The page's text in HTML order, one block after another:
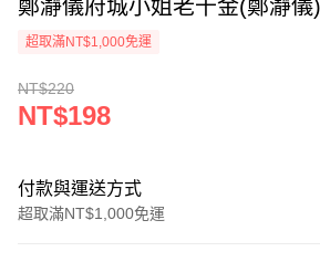
鄭瀞儀府城小姐老千金(鄭瀞
超取滿NT$1,000免運
NT$220
NT$198
付款與運送方式
超取滿NT$1,000免運